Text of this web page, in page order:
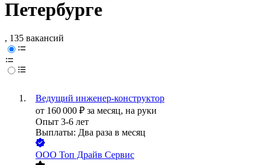
Петербурге
, 135 вакансий
Ведущий инженер-конструктор
от 160 000 ₽ за месяц, на руки
Опыт 3-6 лет
Выплаты: Два раза в месяц
ООО Топ Драйв Сервис